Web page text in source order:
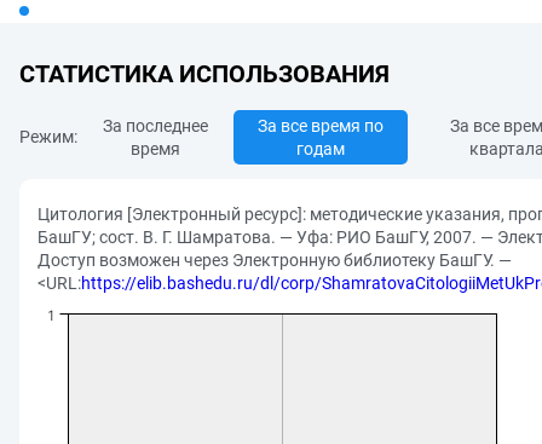
СТАТИСТИКА ИСПОЛЬЗОВАНИЯ
Режим:
За последнее
время
За все время по
годам
За все
Цитология [Электронный ресурс]: методические указания,
БашГУ; сост. В. Г. Шамратова. — Уфа: РИО БашГУ, 2007. —
Доступ возможен через Электронную библиотеку БашГУ. —
<URL:https://elib.bashedu.ru/dl/corp/